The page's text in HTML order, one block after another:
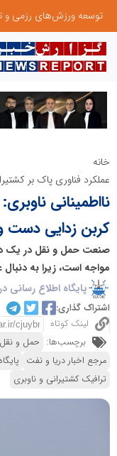
خانه
عملکرد فناوری پاک بر
نااطمینانی
کربن زدایی دست
صنعت حمل و نقل در یک
مواجه است، زیرا به
پایگاه اطلاع رسانی
اشتراک گذاری:
لینک کوتاه
برچسب‌ها: حمل و
مرجع اخبار دریا و نفت
ترافیک کشتیرانی و ناوبری